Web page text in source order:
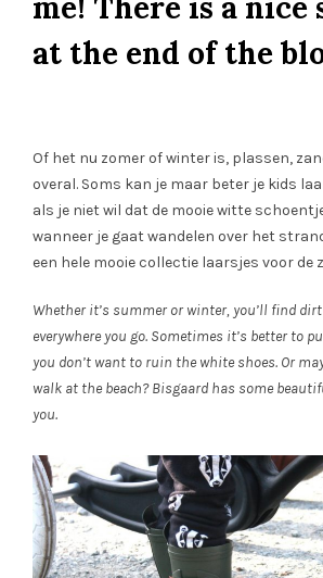
at the end of the
Of het nu zomer of winter is, plassen,
overal. Soms kan je maar beter je kids
als je niet wil dat de mooie witte
wanneer je gaat wandelen over het
een hele mooie collectie laarsjes voor de
Whether it’s summer or winter, you’ll find
everywhere you go. Sometimes it’s better to
you don’t want to ruin the white shoes. Or
walk at the beach? Bisgaard has some
you.